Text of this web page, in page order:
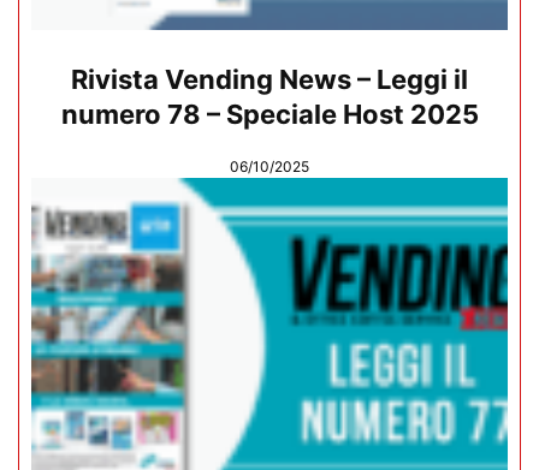
Rivista Vending News – Leggi il
numero 78 – Speciale Host 2025
06/10/2025